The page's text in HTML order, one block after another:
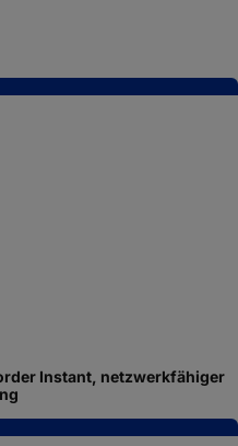
Instant, netzwerkfähiger